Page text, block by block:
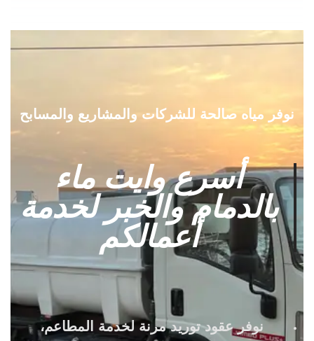
نوفر مياه صالحة للشركات والمشاريع والمسابح
أسرع وايت ماء
بالدمام والخبر لخدمة
أعمالكم
نوفر عقود توريد مرنة لخدمة المطاعم،